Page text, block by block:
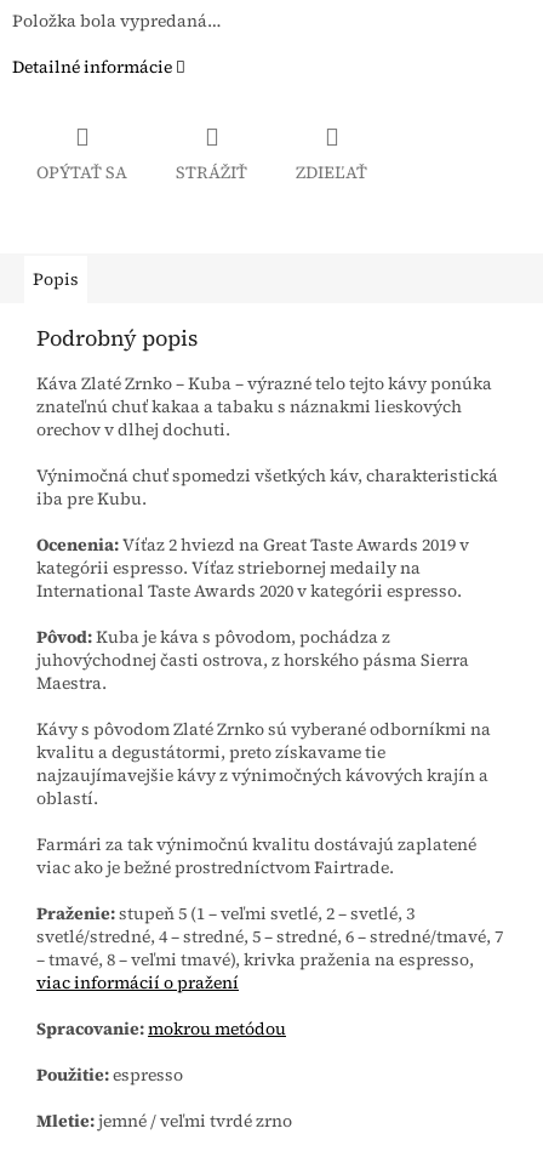
Položka bola vypredaná…
Detailné informácie
OPÝTAŤ SA STRÁŽIŤ ZDIEĽAŤ
Popis
Podrobný popis
Káva Zlaté Zrnko – Kuba – výrazné telo tejto kávy ponúka
znateľnú chuť kakaa a tabaku s náznakmi lieskových
orechov v dlhej dochuti.
Výnimočná chuť spomedzi všetkých káv, charakteristická
iba pre Kubu.
Ocenenia:Víťaz 2 hviezd na Great Taste Awards 2019 v
kategórii espresso. Víťaz striebornej medaily na
International Taste Awards 2020 v kategórii espresso.
Pôvod:Kuba je káva s pôvodom, pochádza z
juhovýchodnej časti ostrova, z horského pásma Sierra
Maestra.
Kávy s pôvodom Zlaté Zrnko sú vyberané odborníkmi na
kvalitu a degustátormi, preto získavame tie
najzaujímavejšie kávy z výnimočných kávových krajín a
oblastí.
Farmári za tak výnimočnú kvalitu dostávajú zaplatené
viac ako je bežné prostredníctvom Fairtrade.
Praženie:stupeň 5 (1 – veľmi svetlé, 2 – svetlé, 3
svetlé/stredné, 4 – stredné, 5 – stredné, 6 – stredné/tmavé, 7
– tmavé, 8 – veľmi tmavé), krivka praženia na espresso,
viac informácií o pražení
Spracovanie:mokrou metódou
Použitie:espresso
Mletie:jemné / veľmi tvrdé zrno